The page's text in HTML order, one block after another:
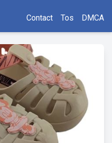
Contact Tos DMCA